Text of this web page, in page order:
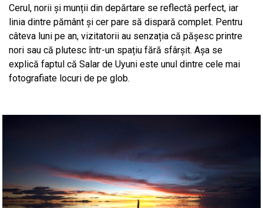
Cerul, norii și munții din depărtare se reflectă perfect, iar
linia dintre pământ și cer pare să dispară complet. Pentru
câteva luni pe an, vizitatorii au senzația că pășesc printre
nori sau că plutesc într-un spațiu fără sfârșit. Așa se
explică faptul că Salar de Uyuni este unul dintre cele mai
fotografiate locuri de pe glob.